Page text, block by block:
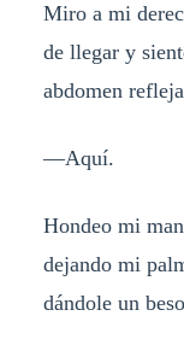
Miro a mi
de llegar y
abdomen
—Aquí.
Hondeo mi
dejando mi
dándole un